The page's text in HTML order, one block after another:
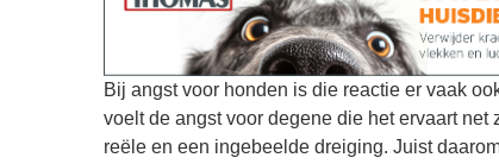
Bij angst voor honden is die reactie er vaak
voelt de angst voor degene die het ervaart
reële en een ingebeelde dreiging. Juist